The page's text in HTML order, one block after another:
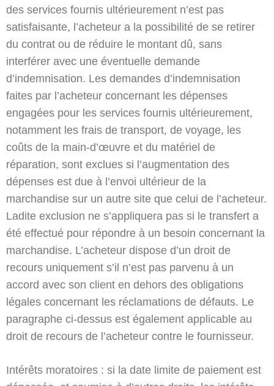
des services fournis ultérieurement n’est pas
satisfaisante, l’acheteur a la possibilité de se retirer
du contrat ou de réduire le montant dû, sans
interférer avec une éventuelle demande
d’indemnisation. Les demandes d’indemnisation
faites par l’acheteur concernant les dépenses
engagées pour les services fournis ultérieurement,
notamment les frais de transport, de voyage, les
coûts de la main-d’œuvre et du matériel de
réparation, sont exclues si l’augmentation des
dépenses est due à l’envoi ultérieur de la
marchandise sur un autre site que celui de l’acheteur.
Ladite exclusion ne s’appliquera pas si le transfert a
été effectué pour répondre à un besoin concernant la
marchandise. L’acheteur dispose d’un droit de
recours uniquement s’il n’est pas parvenu à un
accord avec son client en dehors des obligations
légales concernant les réclamations de défauts. Le
paragraphe ci-dessus est également applicable au
droit de recours de l’acheteur contre le fournisseur.
Intérêts moratoires : si la date limite de paiement est